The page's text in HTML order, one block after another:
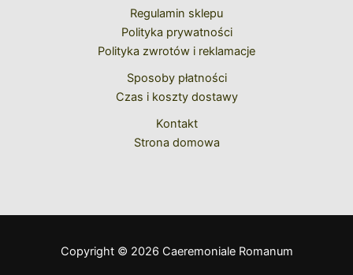
Regulamin sklepu
Polityka prywatności
Polityka zwrotów i reklamacje
Sposoby płatności
Czas i koszty dostawy
Kontakt
Strona domowa
Copyright © 2026 Caeremoniale Romanum